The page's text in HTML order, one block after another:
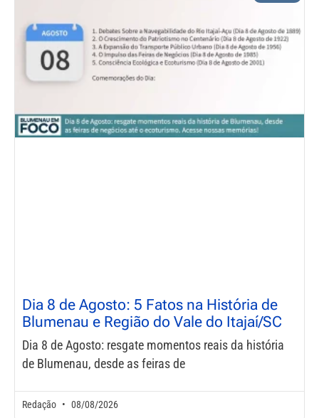
Dia 8 de Agosto: 5 Fatos na História de
Blumenau e Região do Vale do Itajaí/SC
Dia 8 de Agosto: resgate momentos reais da história
de Blumenau, desde as feiras de
Redação 08/08/2026